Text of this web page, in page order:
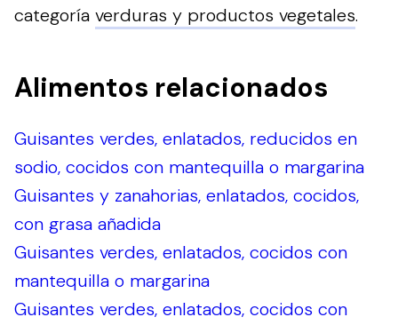
categoría verduras y productos vegetales.
Alimentos relacionados
Guisantes verdes, enlatados, reducidos en
sodio, cocidos con mantequilla o margarina
Guisantes y zanahorias, enlatados, cocidos,
con grasa añadida
Guisantes verdes, enlatados, cocidos con
mantequilla o margarina
Guisantes verdes, enlatados, cocidos con